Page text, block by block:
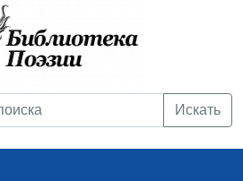
Искать